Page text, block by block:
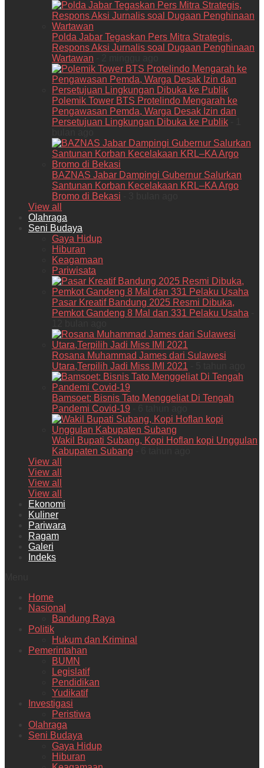
Polda Jabar Tegaskan Pers Mitra Strategis,
Respons Aksi Jurnalis soal Dugaan Penghinaan
Wartawan
Polemik Tower BTS Protelindo Mengarah ke
Pengawasan Pemda, Warga Desak Izin dan
Persetujuan Lingkungan Dibuka ke Publik
BAZNAS Jabar Dampingi Gubernur Salurkan
Santunan Korban Kecelakaan KRL–KA Argo
Bromo di Bekasi
View all
Olahraga
Seni Budaya
Gaya Hidup
Hiburan
Keagamaan
Pariwisata
Pasar Kreatif Bandung 2025 Resmi Dibuka,
Pemkot Gandeng 8 Mal dan 331 Pelaku Usaha
Rosana Muhammad James dari Sulawesi
Utara,Terpilih Jadi Miss IMI 2021
Bamsoet: Bisnis Tato Menggeliat Di Tengah
Pandemi Covid-19
Wakil Bupati Subang, Kopi Hoflan kopi Unggulan
Kabupaten Subang
View all
View all
View all
View all
Ekonomi
Kuliner
Pariwara
Ragam
Galeri
Indeks
Home
Nasional
Bandung Raya
Politik
Hukum dan Kriminal
Pemerintahan
BUMN
Legislatif
Pendidikan
Yudikatif
Investigasi
Peristiwa
Olahraga
Seni Budaya
Gaya Hidup
Hiburan